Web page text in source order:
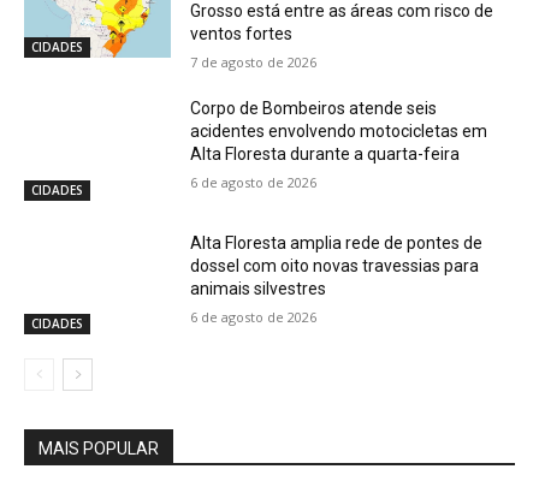
CIDADES
Grosso está entre as áreas com risco de
ventos fortes
7 de agosto de 2026
CIDADES
Corpo de Bombeiros atende seis
acidentes envolvendo motocicletas em
Alta Floresta durante a quarta-feira
6 de agosto de 2026
CIDADES
Alta Floresta amplia rede de pontes de
dossel com oito novas travessias para
animais silvestres
6 de agosto de 2026
MAIS POPULAR